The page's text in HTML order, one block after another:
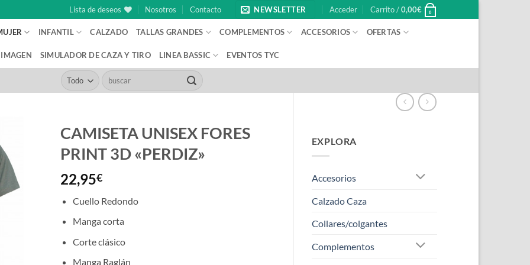
Lista de deseos Nosotros Contacto NEWSLETTER Acceder Carrito /0,00€ 0
INFANTIL CALZADO TALLAS GRANDES COMPLEMENTOS ACCESORIOS OFERTAS
IMAGEN SIMULADOR DE CAZA Y TIRO LINEA BASSIC EVENTOS TYC
Buscar
por:
EXPLORA
Accesorios
Calzado Caza
Collares/colgantes
Complementos
CAMISETA UNISEX FORES
PRINT 3D «PERDIZ»
22,95€
Cuello Redondo
Manga corta
Corte clásico
Manga Raglán